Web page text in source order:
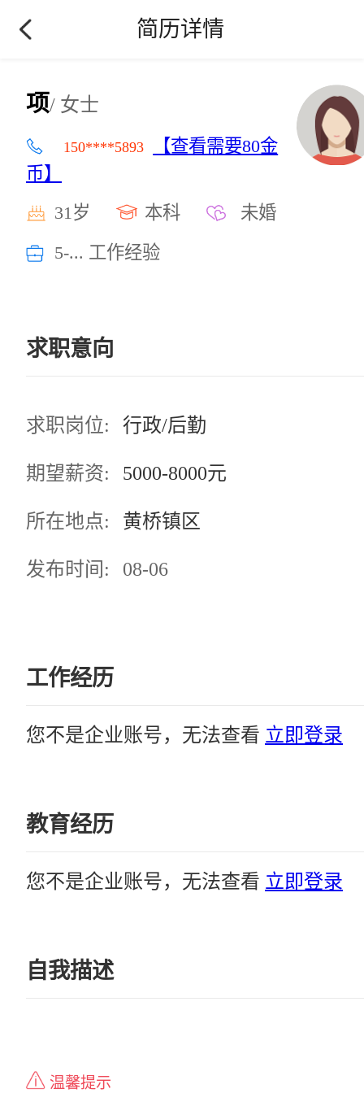
简历详情
项/ 女士
150****5893
【查看需要80金
币】
31岁
本科
未婚
5-... 工作经验
求职意向
求职岗位: 行政/后勤
期望薪资: 5000-8000元
所在地点: 黄桥镇区
发布时间: 08-06
工作经历
您不是企业账号，无法查看 立即登录
教育经历
您不是企业账号，无法查看 立即登录
自我描述
温馨提示